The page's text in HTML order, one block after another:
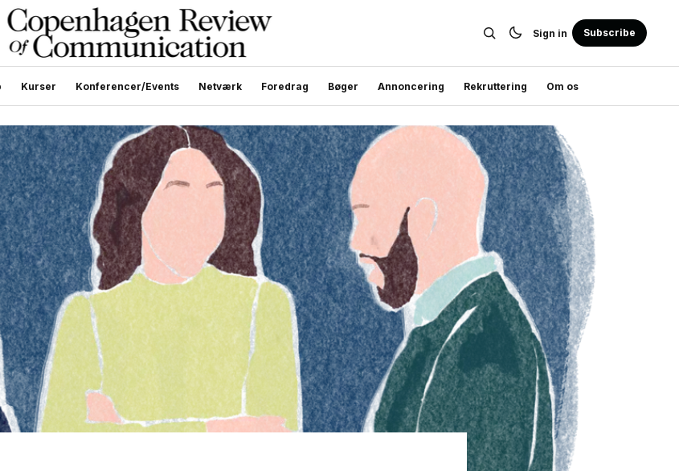
Sign in Subscribe
Kurser Konferencer/Events Netværk Foredrag Bøger Annoncering Rekruttering Om os